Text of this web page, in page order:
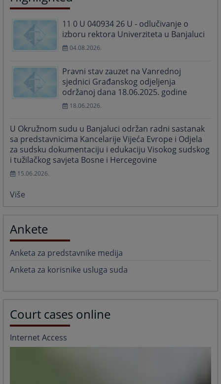
11 0 U 040934 26 U - odlučivanje o
izboru rektora Univerziteta u Banjaluci
04.08.2026.
Pravni stav zauzet na Vanrednoj
sjednici Građanskog odjeljenja
održanoj dana 18.06.2025. godine
18.06.2026.
U Okružnom sudu u Banjaluci održan radni sastanak
sa predstavnicima Kancelarije Vijeća Evrope i Odjela
za sudsku dokumentaciju i edukaciju Visokog sudskog
i tužilačkog savjeta Bosne i Hercegovine
15.06.2026.
Više
Ankete
Anketa za predstavnike medija
Anketa za korisnike usluga suda
Court cases online
Internet Access